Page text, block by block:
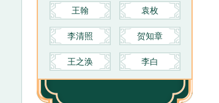
王翰 袁枚
李清照 贺知章
王之涣 李白